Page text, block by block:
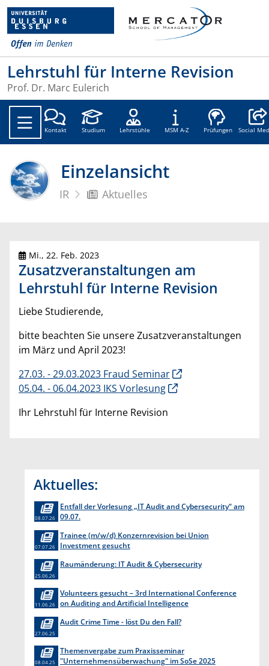
Lehrstuhl für Interne Revision
Prof. Dr. Marc Eulerich
Kontakt Studium Lehrstühle MSM A-Z Prüfungen Social
Einzelansicht
IR Aktuelles
Mi., 22. Feb. 2023
Zusatzveranstaltungen am
Lehrstuhl für Interne Revision
Liebe Studierende,
bitte beachten Sie unsere Zusatzveranstaltungen
im März und April 2023!
27.03. - 29.03.2023 Fraud Seminar
05.04. - 06.04.2023 IKS Vorlesung
Ihr Lehrstuhl für Interne Revision
Aktuelles:
Entfall der Vorlesung „IT Audit and Cybersecurity“ am
09.07.
08.07.26
Trainee (m/w/d) Konzernrevision bei Union
Investment gesucht
07.07.26
Raumänderung: IT Audit & Cybersecurity
25.06.26
Volunteers gesucht – 3rd International Conference
on Auditing and Artificial Intelligence
11.06.26
Audit Crime Time - löst Du den Fall?
27.06.25
Themenvergabe zum Praxisseminar
"Unternehmensüberwachung" im SoSe 2025
08.04.25